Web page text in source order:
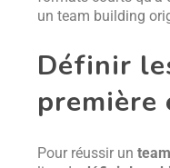
un team building
Définir
première
Pour réussir un